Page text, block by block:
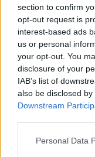
section to confirm
opt-out request is
interest-based ads
us or personal
your opt-out. You
disclosure of your
IAB’s list of
also be disclosed
Downstream
Personal Data
špatně
7.7.2026 | PRAHA (
Diskuse: 2
chybám a špatně
prostředí letos
sloužit jako efektivní